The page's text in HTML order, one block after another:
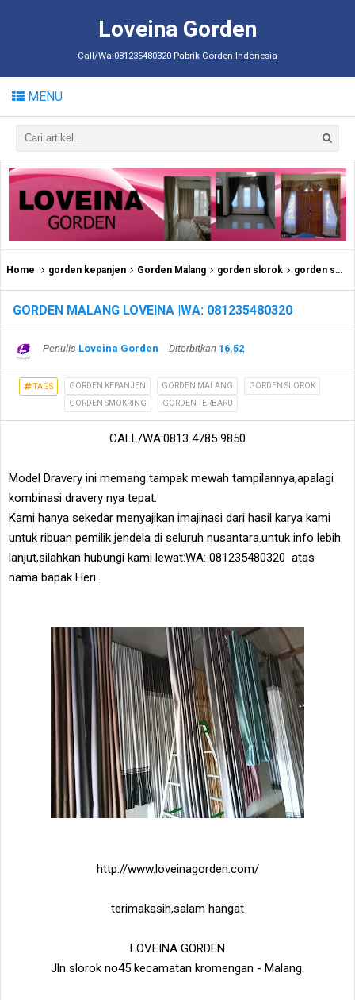
Loveina Gorden
Call/Wa:081235480320 Pabrik Gorden Indonesia
MENU
Home gorden kepanjen Gorden Malang gorden slorok gorden smokring
GORDEN MALANG LOVEINA |WA: 081235480320
Penulis Loveina Gorden Diterbitkan 16.52
TAGS GORDEN KEPANJEN GORDEN MALANG
GORDEN SLOROK
GORDEN SMOKRING
GORDEN TERBARU
CALL/WA:0813 4785 9850
Model Dravery ini memang tampak mewah tampilannya,apalagi
kombinasi dravery nya tepat.
Kami hanya sekedar menyajikan imajinasi dari hasil karya kami
untuk ribuan pemilik jendela di seluruh nusantara.untuk info lebih
lanjut,silahkan hubungi kami lewat:WA: 081235480320 atas
nama bapak Heri.
http://www.loveinagorden.com/
terimakasih,salam hangat
LOVEINA GORDEN
Jln slorok no45 kecamatan kromengan - Malang.